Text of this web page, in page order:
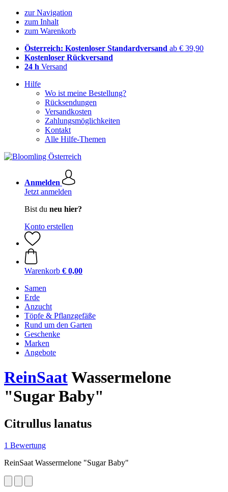
zur Navigation
zum Inhalt
zum Warenkorb
Österreich: Kostenloser Standardversand ab € 39,90
Kostenloser Rückversand
24 h Versand
Hilfe
Wo ist meine Bestellung?
Rücksendungen
Versandkosten
Zahlungsmöglichkeiten
Kontakt
Alle Hilfe-Themen
Anmelden
Jetzt anmelden
Bist du neu hier?
Konto erstellen
Warenkorb € 0,00
Samen
Erde
Anzucht
Töpfe & Pflanzgefäße
Rund um den Garten
Geschenke
Marken
Angebote
ReinSaatWassermelone
"Sugar Baby"
Citrullus lanatus
1 Bewertung
ReinSaat Wassermelone "Sugar Baby"